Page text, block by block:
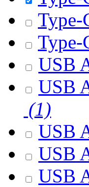
Type-
Type-
USB
USB
(1)
USB
USB
USB